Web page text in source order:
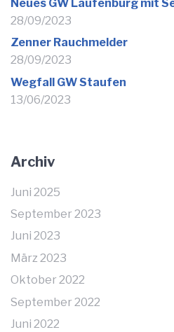
Neues GW Laufenburg mit
28/09/2023
Zenner Rauchmelder
28/09/2023
Wegfall GW Staufen
13/06/2023
Archiv
Juni 2025
September 2023
Juni 2023
März 2023
Oktober 2022
September 2022
Juni 2022